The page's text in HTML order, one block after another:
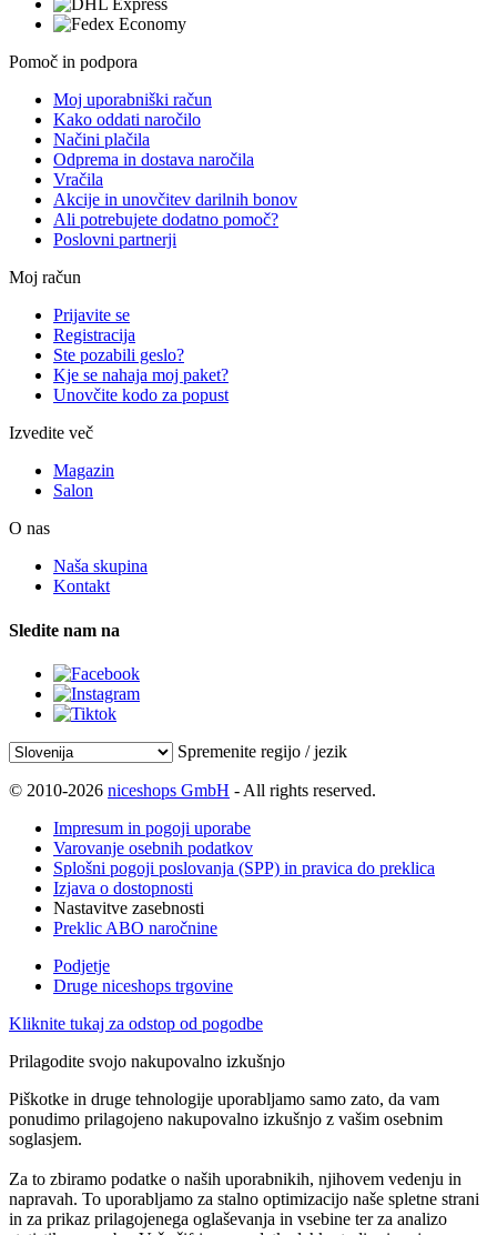
Pomoč in podpora
Moj uporabniški račun
Kako oddati naročilo
Načini plačila
Odprema in dostava naročila
Vračila
Akcije in unovčitev darilnih bonov
Ali potrebujete dodatno pomoč?
Poslovni partnerji
Moj račun
Prijavite se
Registracija
Ste pozabili geslo?
Kje se nahaja moj paket?
Unovčite kodo za popust
Izvedite več
Magazin
Salon
O nas
Naša skupina
Kontakt
Sledite nam na
Spremenite regijo / jezik
© 2010-2026 niceshops GmbH - All rights reserved.
Impresum in pogoji uporabe
Varovanje osebnih podatkov
Splošni pogoji poslovanja (SPP) in pravica do preklica
Izjava o dostopnosti
Nastavitve zasebnosti
Preklic ABO naročnine
Podjetje
Druge niceshops trgovine
Kliknite tukaj za odstop od pogodbe
Prilagodite svojo nakupovalno izkušnjo
Piškotke in druge tehnologije uporabljamo samo zato, da vam
ponudimo prilagojeno nakupovalno izkušnjo z vašim osebnim
soglasjem.
Za to zbiramo podatke o naših uporabnikih, njihovem vedenju in
napravah. To uporabljamo za stalno optimizacijo naše spletne strani
in za prikaz prilagojenega oglaševanja in vsebine ter za analizo